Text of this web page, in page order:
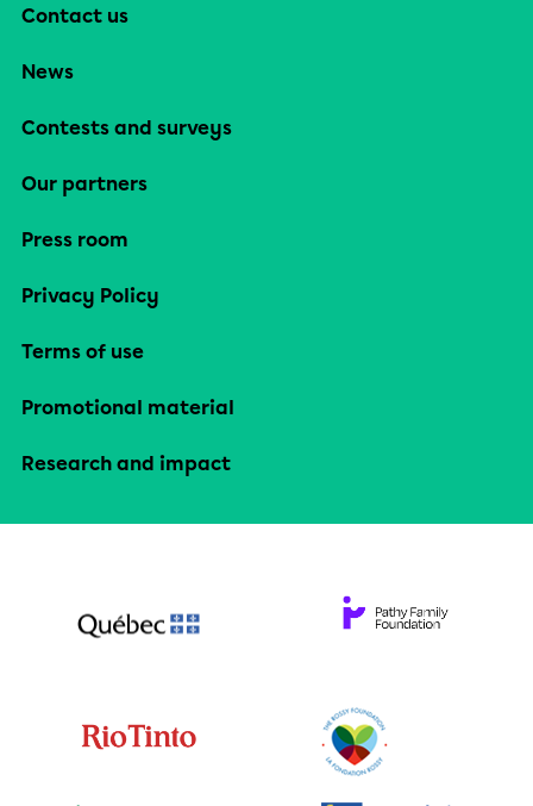
Contact us
News
Contests and surveys
Our partners
Press room
Privacy Policy
Terms of use
Promotional material
Research and impact